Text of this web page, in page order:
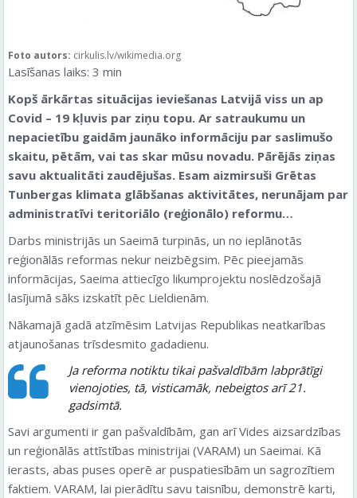
Foto autors: cirkulis.lv/wikimedia.org
Lasīšanas laiks: 3 min
Kopš ārkārtas situācijas ieviešanas Latvijā viss un ap
Covid – 19 kļuvis par ziņu topu. Ar satraukumu un
nepacietību gaidām jaunāko informāciju par saslimušo
skaitu, pētām, vai tas skar mūsu novadu. Pārējās ziņas
savu aktualitāti zaudējušas. Esam aizmirsuši Grētas
Tunbergas klimata glābšanas aktivitātes, nerunājam par
administratīvi teritoriālo (reģionālo) reformu…
Darbs ministrijās un Saeimā turpinās, un no ieplānotās
reģionālās reformas nekur neizbēgsim. Pēc pieejamās
informācijas, Saeima attiecīgo likumprojektu noslēdzošajā
lasījumā sāks izskatīt pēc Lieldienām.
Nākamajā gadā atzīmēsim Latvijas Republikas neatkarības
atjaunošanas trīsdesmito gadadienu.
Ja reforma notiktu tikai pašvaldībām labprātīgi
vienojoties, tā, visticamāk, nebeigtos arī 21.
gadsimtā.
Savi argumenti ir gan pašvaldībām, gan arī Vides aizsardzības
un reģionālās attīstības ministrijai (VARAM) un Saeimai. Kā
ierasts, abas puses operē ar puspatiesībām un sagrozītiem
faktiem. VARAM, lai pierādītu savu taisnību, demonstrē karti,